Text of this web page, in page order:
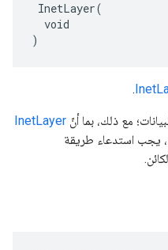
InetLayer(
  void
)
.
مع ذلك، بما أنّ InetLayer
يجب استدعاء طريقة